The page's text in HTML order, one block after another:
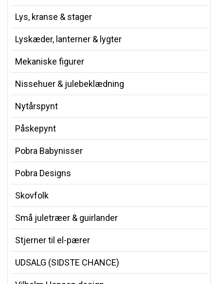
Lys, kranse & stager
Lyskæder, lanterner & lygter
Mekaniske figurer
Nissehuer & julebeklædning
Nytårspynt
Påskepynt
Pobra Babynisser
Pobra Designs
Skovfolk
Små juletræer & guirlander
Stjerner til el-pærer
UDSALG (SIDSTE CHANCE)